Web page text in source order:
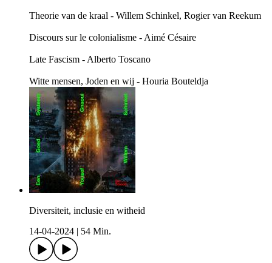
Theorie van de kraal - Willem Schinkel, Rogier van Reekum
Discours sur le colonialisme - Aimé Césaire
Late Fascism - Alberto Toscano
Witte mensen, Joden en wij - Houria Bouteldja
Diversiteit, inclusie en witheid
14-04-2024
54 Min.